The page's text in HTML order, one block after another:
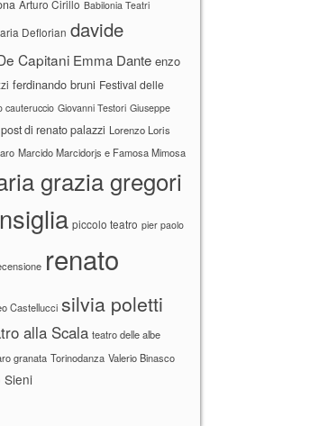
Arturo Cirillo Babilonia Teatri
Deflorian davide
Capitani Emma Dante enzo
ferdinando bruni Festival delle
cauteruccio Giovanni Testori Giuseppe
di renato palazzi Lorenzo Loris
Marcido Marcidorjs e Famosa Mimosa
grazia gregori
piccolo teatro pier paolo
renato
Castellucci silvia poletti
alla Scala teatro delle albe
granata Torinodanza Valerio Binasco
Sieni